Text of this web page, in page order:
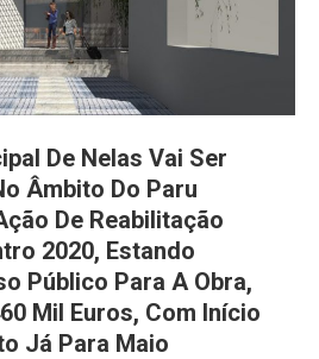
De Nelas Vai Ser
Âmbito Do Paru
De Reabilitação
2020, Estando
Público Para A Obra,
Mil Euros, Com Início
Já Para Maio